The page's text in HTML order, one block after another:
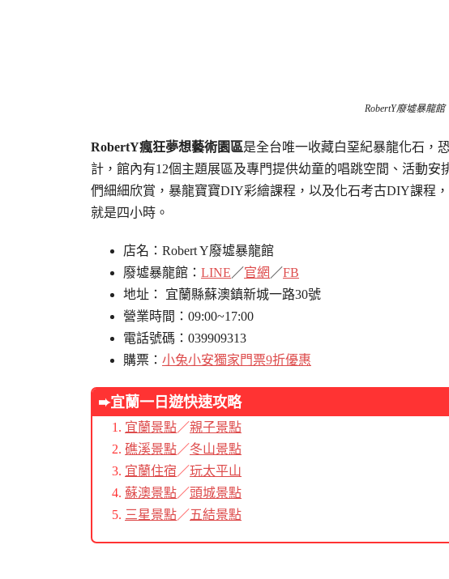
RobertY廢墟暴龍館
RobertY瘋狂夢想藝術園區是全台唯一收藏白堊紀暴龍化石，
計，館內有12個主題展區及專門提供幼童的唱跳空間、活動
們細細欣賞，暴龍寶寶DIY彩繪課程，以及化石考古DIY課程
就是四小時。
店名：Robert Y廢墟暴龍館
廢墟暴龍館： LINE ／官網 ／FB
地址： 宜蘭縣蘇澳鎮新城一路30號
營業時間：09:00~17:00
電話號碼：039909313
購票： 小兔小安獨家門票9折優惠
➨宜蘭一日遊快速攻略
宜蘭景點／親子景點
礁溪景點／冬山景點
宜蘭住宿 ／玩太平山
蘇澳景點／頭城景點
三星景點／五結景點